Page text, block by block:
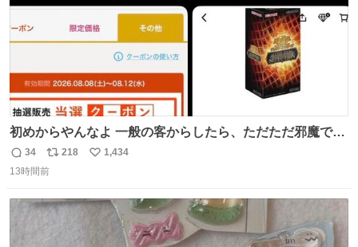
初めからやんなよ 一般の客からしたら、ただただ邪魔でし
かないのよ
返
信
34
リ
ポ
ト
数
218
い
数
1,434
13時間前